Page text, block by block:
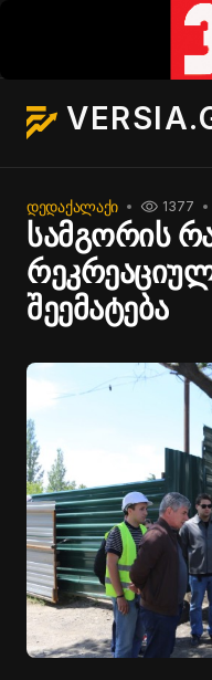
ᲓᲔᲓᲐᲥᲐᲚᲐᲥᲘ 1377
სამგორის
შეემატება